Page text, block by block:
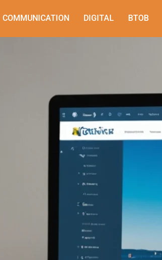
COMMUNICATION DIGITAL BTOB